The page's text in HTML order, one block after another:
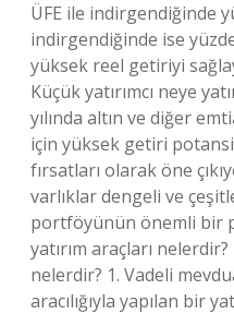
ÜFE ile indirgendiğinde
indirgendiğinde ise yüzde
yüksek reel getiriyi
Küçük yatırımcı neye
yılında altın ve diğer
için yüksek getiri
fırsatları olarak öne
varlıklar dengeli ve
portföyünün önemli bir
yatırım araçları
nelerdir? 1. Vadeli
aracılığıyla yapılan bir